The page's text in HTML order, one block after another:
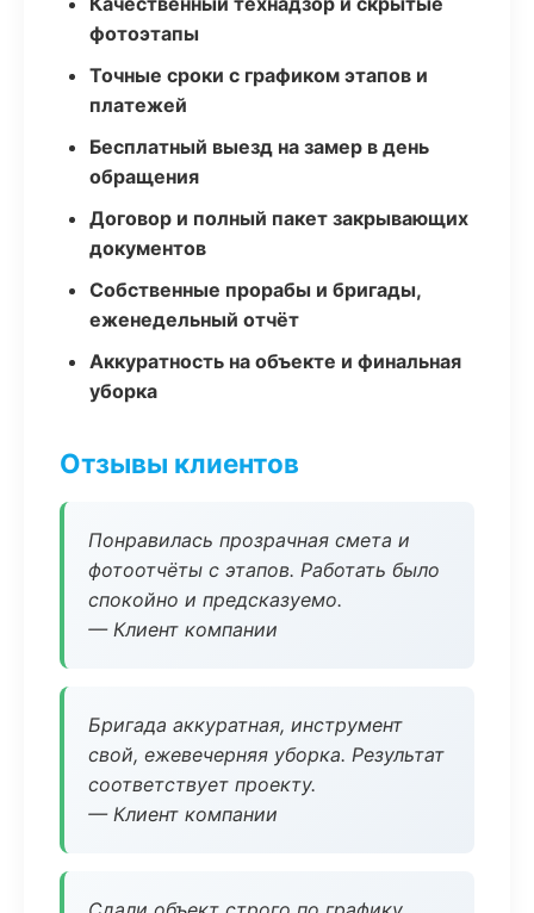
фотоэтапы
Точные сроки с графиком этапов и
платежей
Бесплатный выезд на замер в день
обращения
Договор и полный пакет закрывающих
документов
Собственные прорабы и бригады,
еженедельный отчёт
Аккуратность на объекте и финальная
уборка
Отзывы клиентов
Понравилась прозрачная смета и
фотоотчёты с этапов. Работать было
спокойно и предсказуемо.
— Клиент компании
Бригада аккуратная, инструмент
свой, ежевечерняя уборка. Результат
соответствует проекту.
— Клиент компании